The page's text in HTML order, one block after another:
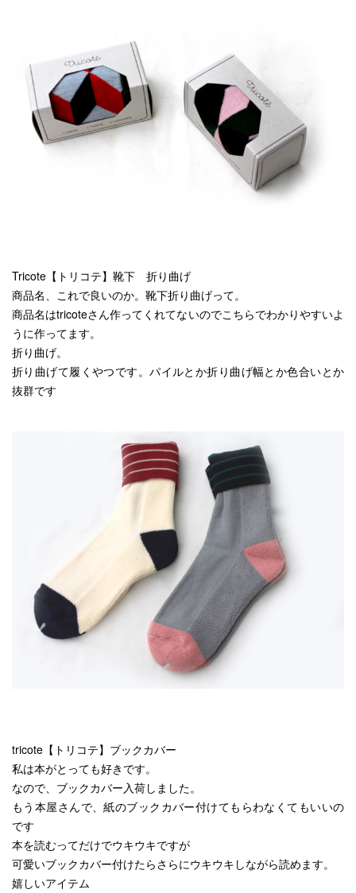
Tricote【トリコテ】靴下 折り曲げ
商品名、これで良いのか。靴下折り曲げって。
商品名はtricoteさん作ってくれてないのでこちらでわかりやすいよ
うに作ってます。
折り曲げ。
折り曲げて履くやつです。パイルとか折り曲げ幅とか色合いとか
抜群です
tricote【トリコテ】ブックカバー
私は本がとっても好きです。
なので、ブックカバー入荷しました。
もう本屋さんで、紙のブックカバー付けてもらわなくてもいいの
です
本を読むってだけでウキウキですが
可愛いブックカバー付けたらさらにウキウキしながら読めます。
嬉しいアイテム